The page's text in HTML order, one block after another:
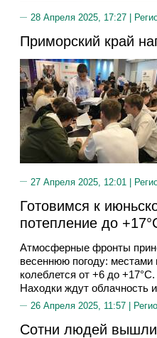
28 Апреля 2025, 17:27 |
Приморский край
27 Апреля 2025, 12:01 |
Готовимся к
потепление до
Атмосферные фронты
весеннюю погоду: местами
колеблется от +6 до
Находки ждут облачность
26 Апреля 2025, 11:57 |
Сотни людей